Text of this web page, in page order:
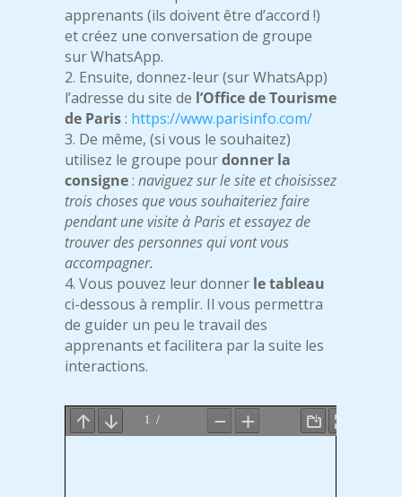
apprenants (ils doivent être d’accord !)
et créez une conversation de groupe
sur WhatsApp.
2. Ensuite, donnez-leur (sur WhatsApp)
l’adresse du site de l’Office de Tourisme
de Paris: https://www.parisinfo.com/
3. De même, (si vous le souhaitez)
utilisez le groupe pourdonner la
consigne:naviguez sur le site et choisissez
trois choses que vous souhaiteriez faire
pendant une visite à Paris et essayez de
trouver des personnes qui vont vous
accompagner.
4. Vous pouvez leur donner le tableau
ci-dessous à remplir. Il vous permettra
de guider un peu le travail des
apprenants et facilitera par la suite les
interactions.